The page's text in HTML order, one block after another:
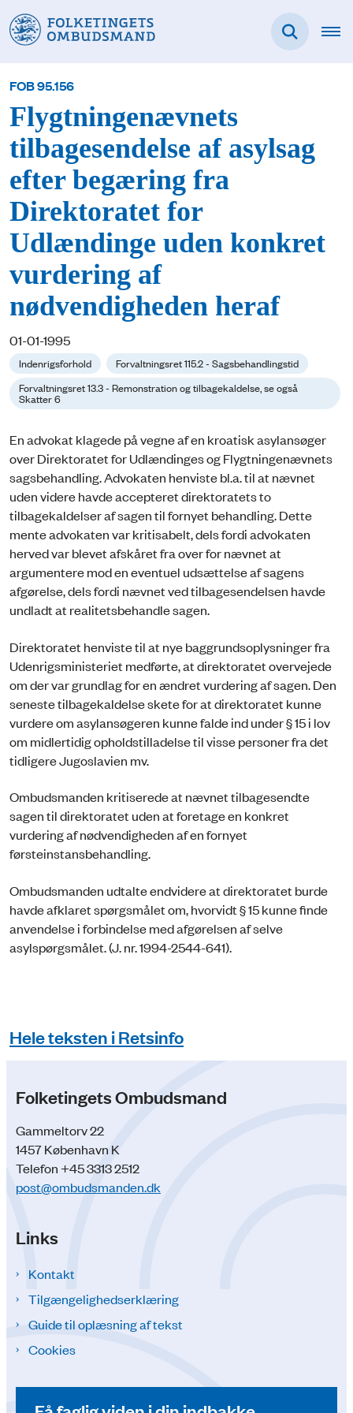
FOB 95.156
Flygtningenævnets
tilbagesendelse af asylsag
efter begæring fra
Direktoratet for
Udlændinge uden konkret
vurdering af
nødvendigheden heraf
01-01-1995
Indenrigsforhold
Forvaltningsret 115.2 - Sagsbehandlingstid
Forvaltningsret 13.3 - Remonstration og tilbagekaldelse, se også
Skatter 6
En advokat klagede på vegne af en kroatisk asylansøger
over Direktoratet for Udlændinges og Flygtningenævnets
sagsbehandling. Advokaten henviste bl.a. til at nævnet
uden videre havde accepteret direktoratets to
tilbagekaldelser af sagen til fornyet behandling. Dette
mente advokaten var kritisabelt, dels fordi advokaten
herved var blevet afskåret fra over for nævnet at
argumentere mod en eventuel udsættelse af sagens
afgørelse, dels fordi nævnet ved tilbagesendelsen havde
undladt at realitetsbehandle sagen.
Direktoratet henviste til at nye baggrundsoplysninger fra
Udenrigsministeriet medførte, at direktoratet overvejede
om der var grundlag for en ændret vurdering af sagen. Den
seneste tilbagekaldelse skete for at direktoratet kunne
vurdere om asylansøgeren kunne falde ind under § 15 i lov
om midlertidig opholdstilladelse til visse personer fra det
tidligere Jugoslavien mv.
Ombudsmanden kritiserede at nævnet tilbagesendte
sagen til direktoratet uden at foretage en konkret
vurdering af nødvendigheden af en fornyet
førsteinstansbehandling.
Ombudsmanden udtalte endvidere at direktoratet burde
havde afklaret spørgsmålet om, hvorvidt § 15 kunne finde
anvendelse i forbindelse med afgørelsen af selve
asylspørgsmålet. (J. nr. 1994-2544-641).
Hele teksten i Retsinfo
Folketingets Ombudsmand
Gammeltorv 22
1457 København K
Telefon +45 3313 2512
post@ombudsmanden.dk
Links
Kontakt
Tilgængelighedserklæring
Guide til oplæsning af tekst
Cookies